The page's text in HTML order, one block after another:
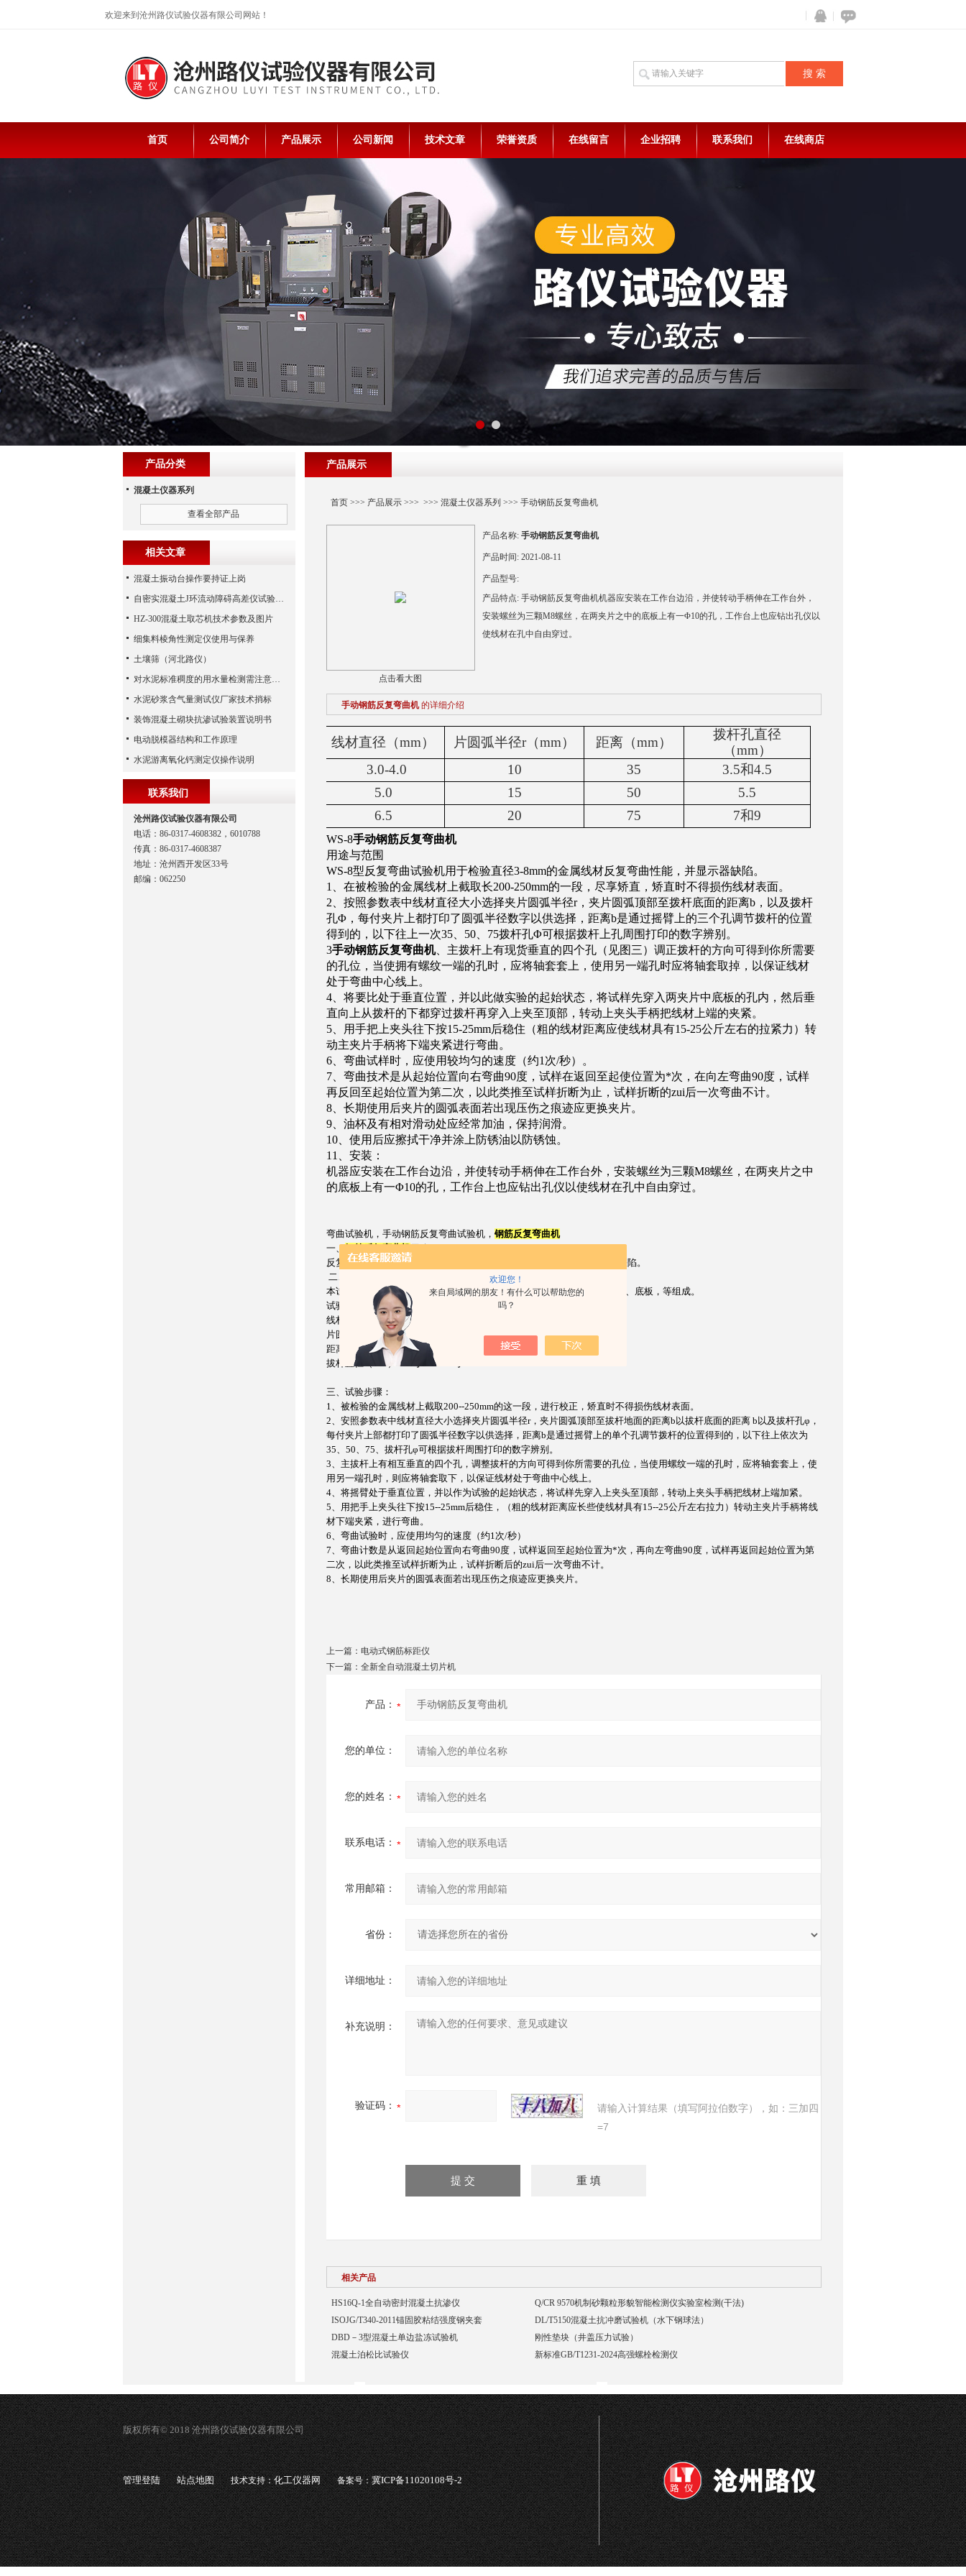
欢迎您！
来自局域网的朋友！有什么可以帮助您的
吗？
欢迎来到沧州路仪试验仪器有限公司网站！
在线咨
QQ
首页 公司简介 产品展示 公司新闻 技术文章 荣誉资质 在线留言 企业招聘 联系我们 在线商店
产品展示
首页>>> 产品展示>>> >>> 混凝土仪器系列 >>> 手动钢筋反复弯曲机
点击看大图
产品名称: 手动钢筋反复弯曲机
产品时间: 2021-08-11
产品型号:
产品特点: 手动钢筋反复弯曲机机器应安装在工作台边沿，并使转动手柄伸在工作台外，
安装螺丝为三颗M8螺丝，在两夹片之中的底板上有一Φ10的孔，工作台上也应钻出孔仪以
使线材在孔中自由穿过。
手动钢筋反复弯曲机 的详细介绍
线材直径（mm） 片圆弧半径r（mm） 距离（mm）
拨杆孔直径
（mm）
3.0-4.0
10 35 3.5和4.5
5.0
15 50
5.5
6.5
20 75 7和9
WS-8手动钢筋反复弯曲机
用途与范围
WS-8型反复弯曲试验机用于检验直径3-8mm的金属线材反复弯曲性能，并显示器缺陷。
1
、在被检验的金属线材上截取长200-250mm的一段，尽享矫直，矫直时不得损伤线材表面。
2 、按照参数表中线材直径大小选择夹片圆弧半径r，夹片圆弧顶部至拨杆底面的距离b，以及拨杆
孔Φ，每付夹片上都打印了圆弧半径数字以供选择，距离b是通过摇臂上的三个孔调节拨杆的位置
得到的，以下往上一次35、 50、 75拨杆孔Φ可根据拨杆上孔周围打印的数字辨别。
3手动钢筋反复弯曲机、主拨杆上有现货垂直的四个孔（见图三）调正拨杆的方向可得到你所需要
的孔位，当使拥有螺纹一端的孔时，应将轴套套上，使用另一端孔时应将轴套取掉，以保证线材
处于弯曲中心线上。
4、将要比处于垂直位置，并以此做实验的起始状态，将试样先穿入两夹片中底板的孔内，然后垂
直向上从拨杆的下都穿过拨杆再穿入上夹至顶部，转动上夹头手柄把线材上端的夹紧。
5、用手把上夹头往下按15-25mm后稳住（粗的线材距离应使线材具有15-25公斤左右的拉紧力）转
动主夹片手柄将下端夹紧进行弯曲。
6、弯曲试样时，应使用较均匀的速度（约1 次/秒）。
7、弯曲技术是从起始位置向右弯曲90度，试样在返回至起使位置为*次，在向左弯曲90度，试样
再反回至起始位置为第二次，以此类推至试样折断为止，试样折断的zui后一次弯曲不计。
8、长期使用后夹片的圆弧表面若出现压伤之痕迹应更换夹片。
9、油杯及有相对滑动处应经常加油，保持润滑。
10、使用后应擦拭干净并涂上防锈油以防锈蚀。
11
、安装：
机器应安装在工作台边沿，并使转动手柄伸在工作台外，安装螺丝为三颗M8螺丝，在两夹片之中
的底板上有一Φ10的孔，工作台上也应钻出孔仪以使线材在孔中自由穿过。
弯曲试验机，手动钢筋反复弯曲试验机， 钢筋反复弯曲机
一、
反复弯曲试验机用于检验直径
的金属材料反复弯曲性能并显示其缺陷。
二、主要参数：
本试验机由手柄、夹具、拔杆、上夹头，加长杆，弹簧筒、摇臂，轴承座、底板，等组成。
试验机参数
线材直径（
mm）3.0 5.0 6.5
片圆弧半径（ mm）10 15 20
距离（
mm ）35 50 75
拔杆直径（
mm 3.5 4.5 5.57
三、 试验步骤：
1、被检验的金属线材上截取200--250mm的这一段，进行校正，矫直时不得损伤线材表面。
2、安照参数表中线材直径大小选择夹片圆弧半径r，夹片圆弧顶部至拔杆地面的距离b 以拔杆底面的距离b 以及拔杆孔φ ，
每付夹片上部都打印了圆弧半径数字以供选择，距离b是通过摇臂上的单个孔调节拨杆的位置得到的，以下往上依次为
35、 50、 75、拔杆孔φ可根据拔杆周围打印的数字辨别。
3、主拔杆上有相互垂直的四个孔，调整拔杆的方向可得到你所需要的孔位，当使用螺纹一端的孔时，应将轴套套上，使
用另一端孔时，则应将轴套取下，以保证线材处于弯曲中心线上。
4、将摇臂处于垂直位置，并以作为试验的起始状态，将试样先穿入上夹头至顶部，转动上夹头手柄把线材上端加紧。
5、用把手上夹头往下按15--25mm后稳住，（粗的线材距离应长些使线材具有15--25公斤左右拉力）转动主夹片手柄将线
材下端夹紧，进行弯曲。
6、弯曲试验时，应使用均匀的速度（约1次/秒）
7、 弯曲计数是从返回起始位置向右弯曲90度，试样返回至起始位置为*次，再向左弯曲90度，试样再返回起始位置为第
二次，以此类推至试样折断为止，试样折断后的zui后一次弯曲不计。
8、长期使用后夹片的圆弧表面若出现压伤之痕迹应更换夹片。
上一篇： 电动式钢筋标距仪
下一篇： 全新全自动混凝土切片机
产品：
您的单位：
您的姓名：
联系电话：
常用邮箱：
省份：
详细地址：
补充说明：
验证码：
请输入计算结果（填写阿拉伯数字），如：三加四
=7
相关产品
HS16Q-1全自动密封混凝土抗渗仪
Q/CR 9570机制砂颗粒形貌智能检测仪实验室检测(干法)
ISOJG/T340-2011锚固胶粘结强度钢夹套
DL/T5150混凝土抗冲磨试验机（水下钢球法）
DBD－3型混凝土单边盐冻试验机
刚性垫块（井盖压力试验）
混凝土泊松比试验仪
新标准GB/T1231-2024高强螺栓检测仪
产品分类
混凝土仪器系列
查看全部产品
相关文章
混凝土振动台操作要持证上岗
自密实混凝土J环流动障碍高差仪试验步骤
HZ-300混凝土取芯机技术参数及图片
细集料棱角性测定仪使用与保养
土壤筛（河北路仪）
对水泥标准稠度的用水量检测需注意哪些？
水泥砂浆含气量测试仪厂家技术捎标
装饰混凝土砌块抗渗试验装置说明书
电动脱模器结构和工作原理
水泥游离氧化钙测定仪操作说明
联系我们
沧州路仪试验仪器有限公司
电话：86-0317-4608382，6010788
传真：86-0317-4608387
地址：沧州西开发区33号
邮编：062250
版权所有© 2018 沧州路仪试验仪器有限公司
管理登陆 站点地图 技术支持：化工仪器网 备案号：冀ICP备11020108号-2